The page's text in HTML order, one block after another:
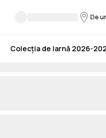
De
Colecția de Iarnă 2026-